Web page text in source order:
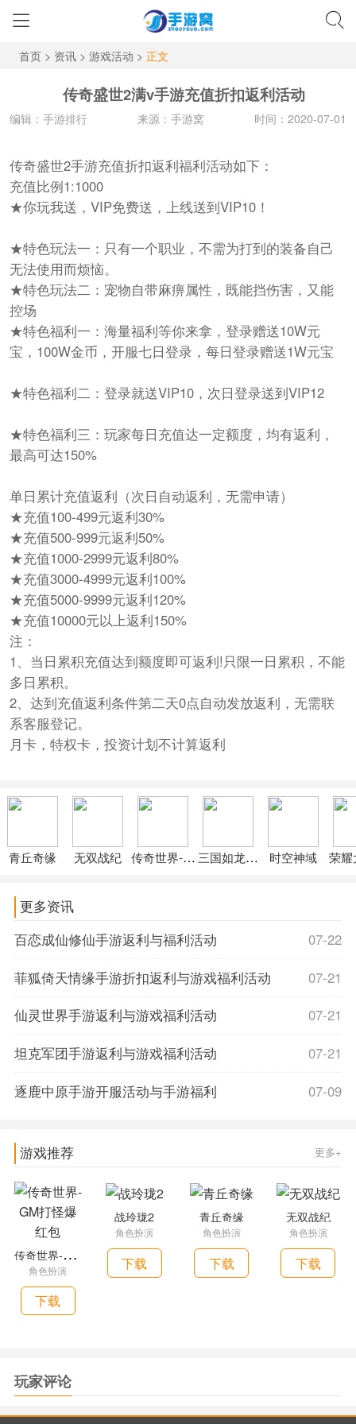
首页> 资讯> 游戏活动 > 正文
传奇盛世2满v手游充值折扣返利活动
编辑：手游排行 来源：手游窝 时间：2020-07-01
传奇盛世2手游充值折扣返利福利活动如下：
充值比例1:1000
★你玩我送，VIP免费送，上线送到VIP10！
★特色玩法一：只有一个职业，不需为打到的装备自己
无法使用而烦恼。
★特色玩法二：宠物自带麻痹属性，既能挡伤害，又能
控场
★特色福利一：海量福利等你来拿，登录赠送10W元
宝，100W金币，开服七日登录，每日登录赠送1W元宝
★特色福利二：登录就送VIP10，次日登录送到VIP12
★特色福利三：玩家每日充值达一定额度，均有返利，
最高可达150%
单日累计充值返利（次日自动返利，无需申请）
★充值100-499元返利30%
★充值500-999元返利50%
★充值1000-2999元返利80%
★充值3000-4999元返利100%
★充值5000-9999元返利120%
★充值10000元以上返利150%
注：
1、当日累积充值达到额度即可返利!只限一日累积，不能
多日累积。
2、达到充值返利条件第二天0点自动发放返利，无需联
系客服登记。
月卡，特权卡，投资计划不计算返利
青丘奇缘 无双战纪 传奇世界-GM打怪爆红包
三国如龙传变态版时空神域 荣耀
更多资讯
07-22
百恋成仙修仙手游返利与福利活动
07-21
菲狐倚天情缘手游折扣返利与游戏福利活动
07-21
仙灵世界手游返利与游戏福利活动
07-21
坦克军团手游返利与游戏福利活动
07-09
逐鹿中原手游开服活动与手游福利
游戏推荐 更多+
传
奇世界-GM打怪爆红包
角色扮演
下载
战玲珑2
角色扮演
下载
青丘奇缘
角色扮演
下载
无双战纪
角色扮演
下载
玩家评论